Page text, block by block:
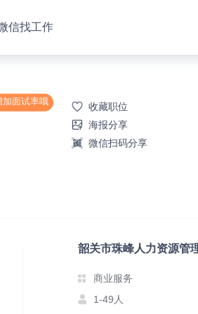
信找工作
收藏职位
海报分享
微信扫码分享
加面试率哦
韶关市珠峰人力资源管
商业服务
1-49人